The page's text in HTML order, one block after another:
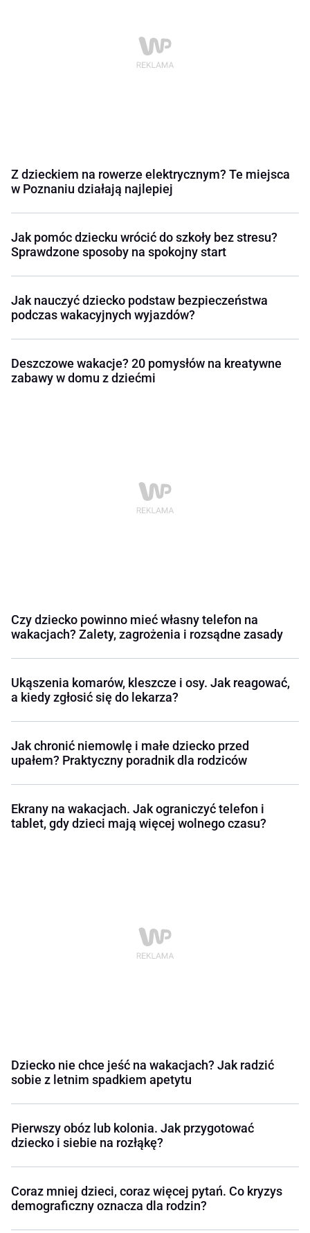
Z dzieckiem na rowerze elektrycznym? Te miejsca
w Poznaniu działają najlepiej
Jak pomóc dziecku wrócić do szkoły bez stresu?
Sprawdzone sposoby na spokojny start
Jak nauczyć dziecko podstaw bezpieczeństwa
podczas wakacyjnych wyjazdów?
Deszczowe wakacje? 20 pomysłów na kreatywne
zabawy w domu z dziećmi
Czy dziecko powinno mieć własny telefon na
wakacjach? Zalety, zagrożenia i rozsądne zasady
Ukąszenia komarów, kleszcze i osy. Jak reagować,
a kiedy zgłosić się do lekarza?
Jak chronić niemowlę i małe dziecko przed
upałem? Praktyczny poradnik dla rodziców
Ekrany na wakacjach. Jak ograniczyć telefon i
tablet, gdy dzieci mają więcej wolnego czasu?
Dziecko nie chce jeść na wakacjach? Jak radzić
sobie z letnim spadkiem apetytu
Pierwszy obóz lub kolonia. Jak przygotować
dziecko i siebie na rozłąkę?
Coraz mniej dzieci, coraz więcej pytań. Co kryzys
demograficzny oznacza dla rodzin?